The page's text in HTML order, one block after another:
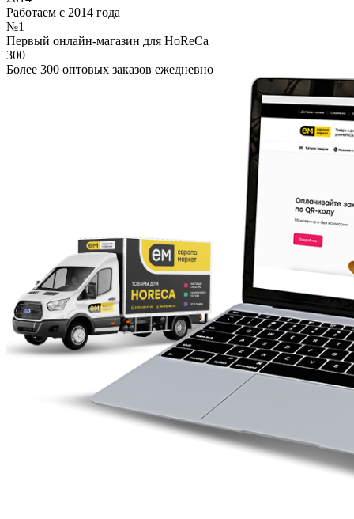
Работаем с 2014 года
№1
Первый онлайн-магазин для HoReCa
300
Более 300 оптовых заказов ежедневно